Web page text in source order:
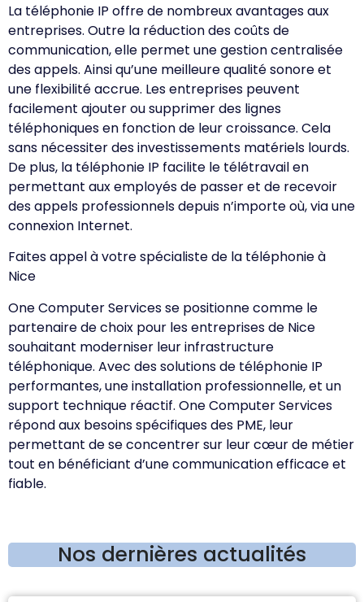
La téléphonie IP offre de nombreux avantages aux
entreprises. Outre la réduction des coûts de
communication, elle permet une gestion centralisée
des appels. Ainsi qu’une meilleure qualité sonore et
une flexibilité accrue. Les entreprises peuvent
facilement ajouter ou supprimer des lignes
téléphoniques en fonction de leur croissance. Cela
sans nécessiter des investissements matériels lourds.
De plus, la téléphonie IP facilite le télétravail en
permettant aux employés de passer et de recevoir
des appels professionnels depuis n’importe où, via une
connexion Internet.
Faites appel à votre spécialiste de la téléphonie à
Nice
One Computer Services se positionne comme le
partenaire de choix pour les entreprises de Nice
souhaitant moderniser leur infrastructure
téléphonique. Avec des solutions de téléphonie IP
performantes, une installation professionnelle, et un
support technique réactif. One Computer Services
répond aux besoins spécifiques des PME, leur
permettant de se concentrer sur leur cœur de métier
tout en bénéficiant d’une communication efficace et
fiable.
Nos dernières actualités